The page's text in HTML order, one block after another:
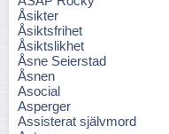
Åsikter
Åsiktsfrihet
Åsiktslikhet
Åsne Seierstad
Åsnen
Asocial
Asperger
Assisterat självmord